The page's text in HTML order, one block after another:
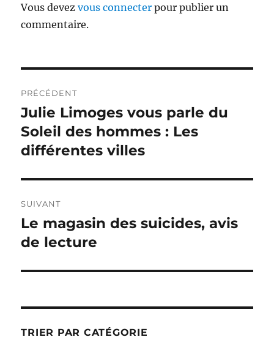
Vous devezvous connecter pour publier un
commentaire.
de
l’article
PRÉCÉDENT
Publication
précédente :
Julie Limoges vous parle du
Soleil des hommes : Les
différentes villes
SUIVANT
Publication
suivante :
Le magasin des suicides, avis
de lecture
TRIER PAR CATÉGORIE